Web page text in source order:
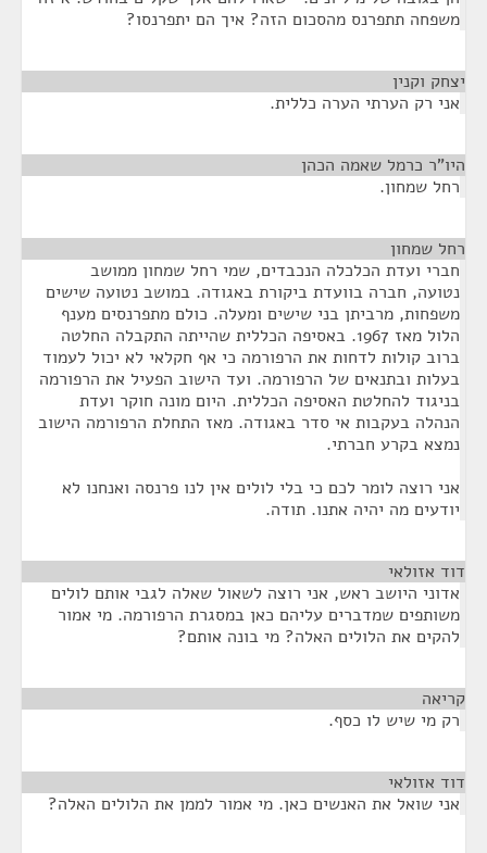
משפחה תתפרנס מהסכום הזה? איך הם יתפרנסו?
יצחק וקנין
אני רק הערתי הערה כללית.
היו"ר כרמל שאמה הכהן
רחל שמחון.
רחל שמחון
חברי ועדת הכלכלה הנכבדים, שמי רחל שמחון ממושב
נטועה, חברה בוועדת ביקורת באגודה. במושב נטועה שישים
משפחות, מרביתן בני שישים ומעלה. כולם מתפרנסים מענף
הלול מאז 1967. באסיפה הכללית שהייתה התקבלה החלטה
ברוב קולות לדחות את הרפורמה כי אף חקלאי לא יכול לעמוד
בעלות ובתנאים של הרפורמה. ועד הישוב הפעיל את הרפורמה
בניגוד להחלטת האסיפה הכללית. היום מונה חוקר ועדת
הנהלה בעקבות אי סדר באגודה. מאז התחלת הרפורמה הישוב
נמצא בקרע חברתי.
אני רוצה לומר לכם כי בלי לולים אין לנו פרנסה ואנחנו לא
יודעים מה יהיה אתנו. תודה.
דוד אזולאי
אדוני היושב ראש, אני רוצה לשאול שאלה לגבי אותם לולים
משותפים שמדברים עליהם כאן במסגרת הרפורמה. מי אמור
להקים את הלולים האלה? מי בונה אותם?
קריאה
רק מי שיש לו כסף.
דוד אזולאי
אני שואל את האנשים כאן. מי אמור לממן את הלולים האלה?